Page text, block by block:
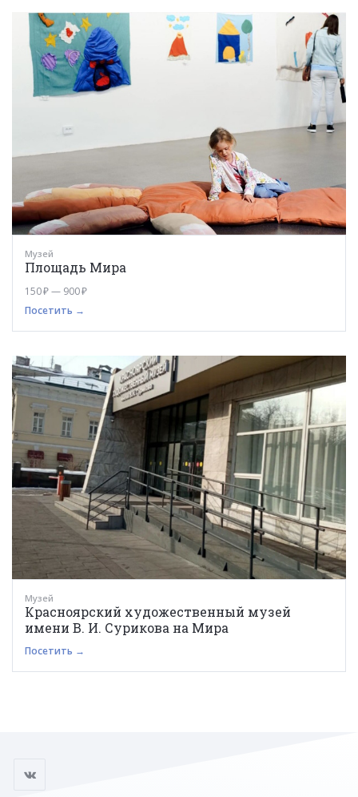
Музей
Площадь Мира
150 ₽ — 900 ₽
Посетить →
Музей
Красноярский художественный музей
имени В. И. Сурикова на Мира
Посетить →